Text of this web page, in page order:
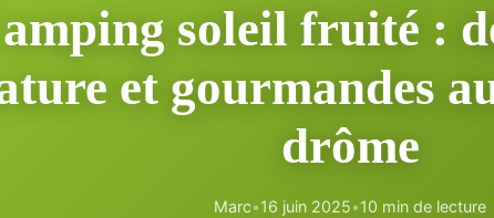
soleil fruité :
et gourmandes
drôme
Marc•16 juin 2025•10 min de lecture